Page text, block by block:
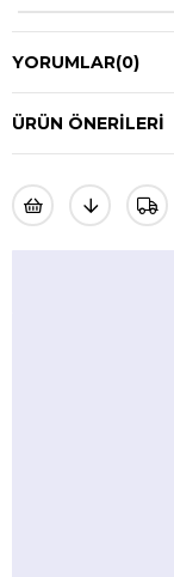
YORUMLAR(0)
ÜRÜN ÖNERILERI